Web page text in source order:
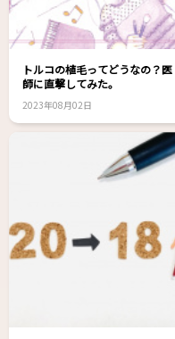
トルコの植毛ってどうなの？医
師に直撃してみた。
2023年08月02日